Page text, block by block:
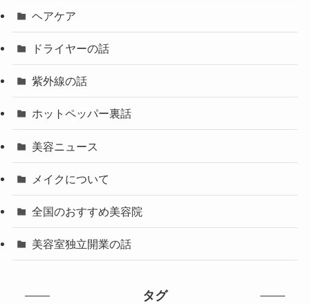
ヘアケア
ドライヤーの話
紫外線の話
ホットペッパー裏話
美容ニュース
メイクについて
全国のおすすめ美容院
美容室独立開業の話
タグ